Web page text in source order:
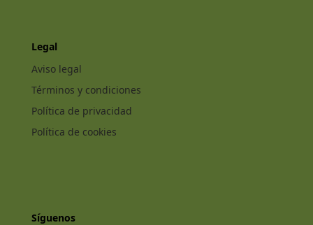
Legal
Aviso legal
Términos y condiciones
Política de privacidad
Política de cookies
Síguenos